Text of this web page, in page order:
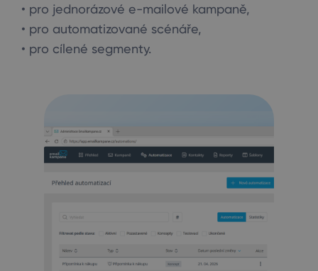
• pro jednorázové e-mailové kampaně,
• pro automatizované scénáře,
• pro cílené segmenty.